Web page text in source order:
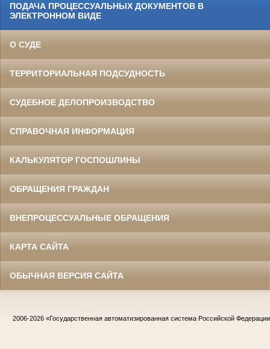
ПОДАЧА ПРОЦЕССУАЛЬНЫХ ДОКУМЕНТОВ В
ЭЛЕКТРОННОМ ВИДЕ
О СУДЕ
ТЕРРИТОРИАЛЬНАЯ ПОДСУДНОСТЬ
СУДЕБНОЕ ДЕЛОПРОИЗВОДСТВО
СПРАВОЧНАЯ ИНФОРМАЦИЯ
КАЛЬКУЛЯТОР ГОСПОШЛИНЫ
ОБРАЩЕНИЯ ГРАЖДАН
ВНЕПРОЦЕССУАЛЬНЫЕ ОБРАЩЕНИЯ
КАРТА САЙТА
ОБЫЧНАЯ ВЕРСИЯ САЙТА
2006-2026 «Государственная автоматизированная система Российской